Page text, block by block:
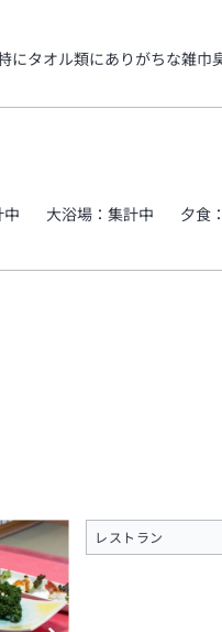
にタオル類にありがちな雑
中 大浴場： 集計中 夕食：
レストラン